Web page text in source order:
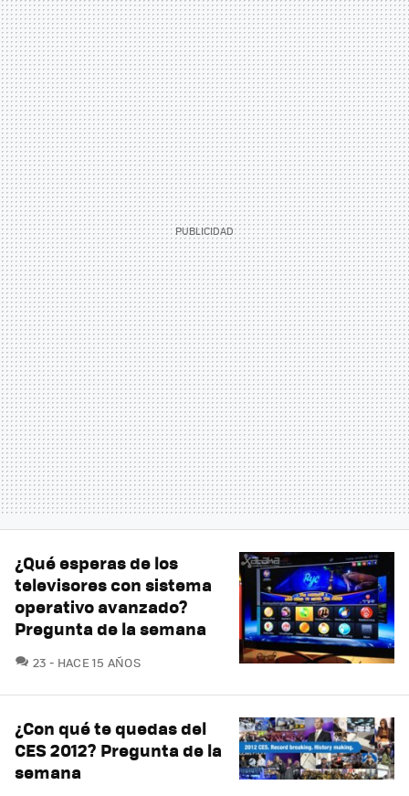
¿Qué esperas de los
televisores con sistema
operativo avanzado?
Pregunta de la semana
23 COMENTARIOS
HACE 15 AÑOS
¿Con qué te quedas del
CES 2012? Pregunta de la
semana